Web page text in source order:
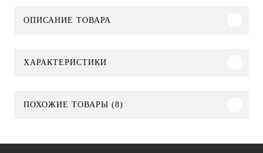
ОПИСАНИЕ ТОВАРА
ХАРАКТЕРИСТИКИ
ПОХОЖИЕ ТОВАРЫ (8)